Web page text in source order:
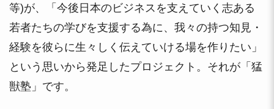
等)が、「今後日本のビジネスを支えていく志ある
若者たちの学びを支援する為に、我々の持つ知見・
経験を彼らに生々しく伝えていける場を作りたい」
という思いから発足したプロジェクト。それが「猛
獣塾」です。